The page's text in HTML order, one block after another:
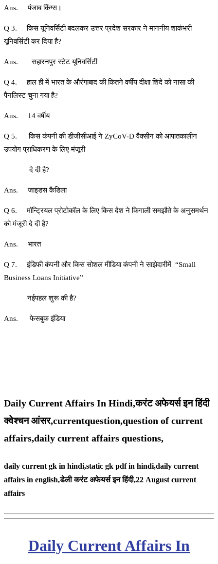
Ans. पंजाब किंग्स।
Q 3. किस यूनिवर्सिटी बदलकर उत्तर प्रदेश सरकार ने माननीय शाकंभरी
यूनिवर्सिटी कर दिया है?
Ans. सहारनपुर स्टेट यूनिवर्सिटी
Q 4. हाल ही में भारत के औरंगाबाद की कितने वर्षीय दीक्षा शिंदे को नासा की
पैनलिस्ट चुना गया है?
Ans. 14 वर्षीय
Q 5. किस कंपनी की डीजीसीआई ने ZyCoV-D वैक्सीन को आपातकालीन
उपयोग प्राधिकरण के लिए मंजूरी
दे दी है?
Ans. जाइडस कैडिला
Q 6. मॉन्ट्रियल प्रोटोकॉल के लिए किस देश ने किगाली समझौते के अनुसमर्थन
को मंजूरी दे दी है?
Ans. भारत
Q 7. इंडिफी कंपनी और किस सोशल मीडिया कंपनी ने साझेदारीमें “Small
Business Loans Initiative”
नईपहल शुरू की है?
Ans. फेसबुक इंडिया
Daily Current Affairs In Hindi,करंट अफेयर्स इन हिंदी
क्वेश्चन आंसर,currentquestion,question of current
affairs,daily current affairs questions,
daily current gk in hindi,static gk pdf in hindi,daily current
affairs in english,डेली करंट अफेयर्स इन हिंदी,22 Augustcurrent
affairs
Daily Current Affairs In